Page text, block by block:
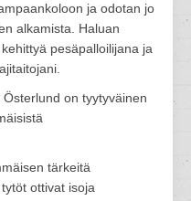
ja odotan jo
alkamista. Haluan
pesäpalloilijana ja
on tyytyväinen
tärkeitä
ottivat isoja